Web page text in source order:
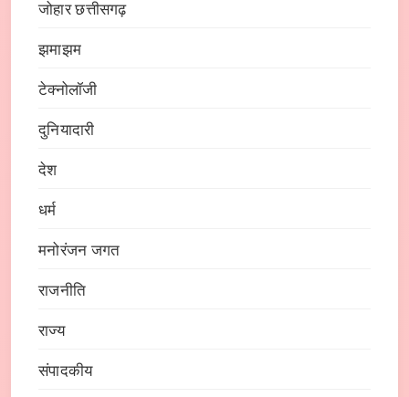
जोहार छत्तीसगढ़
झमाझम
टेक्नोलॉजी
दुनियादारी
देश
धर्म
मनोरंजन जगत
राजनीति
राज्य
संपादकीय